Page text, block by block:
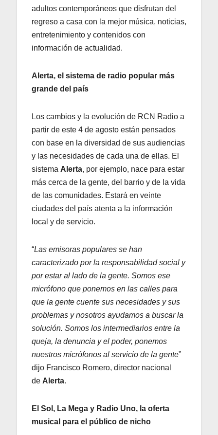
adultos contemporáneos que disfrutan del
regreso a casa con la mejor música, noticias,
entretenimiento y contenidos con
información de actualidad.
Alerta, el sistema de radio popular más
grande del país
Los cambios y la evolución de RCN Radio a
partir de este 4 de agosto están pensados
con base en la diversidad de sus audiencias
y las necesidades de cada una de ellas. El
sistema Alerta, por ejemplo, nace para estar
más cerca de la gente, del barrio y de la vida
de las comunidades. Estará en veinte
ciudades del país atenta a la información
local y de servicio.
“Las emisoras populares se han
caracterizado por la responsabilidad social y
por estar al lado de la gente. Somos ese
micrófono que ponemos en las calles para
que la gente cuente sus necesidades y sus
problemas y nosotros ayudamos a buscar la
solución. Somos los intermediarios entre la
queja, la denuncia y el poder, ponemos
nuestros micrófonos al servicio de la gente”
dijo Francisco Romero, director nacional
de Alerta.
El Sol, La Mega y Radio Uno, la oferta
musical para el público de nicho